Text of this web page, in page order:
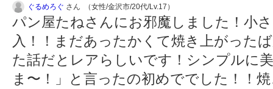
ぐるめろぐ さん （女性/金沢市/20代/Lv.17）
パン屋たねさんにお邪魔しました！小
入！！まだあったかくて焼き上がった
た話だとレアらしいです！シンプルに
ま〜！」と言ったの初めででした！！